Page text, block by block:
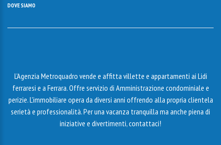
DOVE SIAMO
L’Agenzia Metroquadro vende e affitta villette e appartamenti ai Lidi
ferraresi e a Ferrara. Offre servizio di Amministrazione condominiale e
perizie. L'immobiliare opera da diversi anni offrendo alla propria clientela
serietà e professionalità. Per una vacanza tranquilla ma anche piena di
iniziative e divertimenti, contattaci!